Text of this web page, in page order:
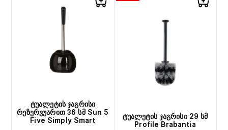
ტუალეტის ჯაგრისი
რეზერვუარით 36 სმ Sun 5
Five Simply Smart
ტუალეტის ჯაგრისი 29 სმ
Profile Brabantia